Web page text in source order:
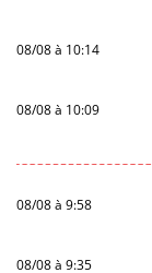
08/08 à 10:14
08/08 à 10:09
08/08 à 9:58
08/08 à 9:35